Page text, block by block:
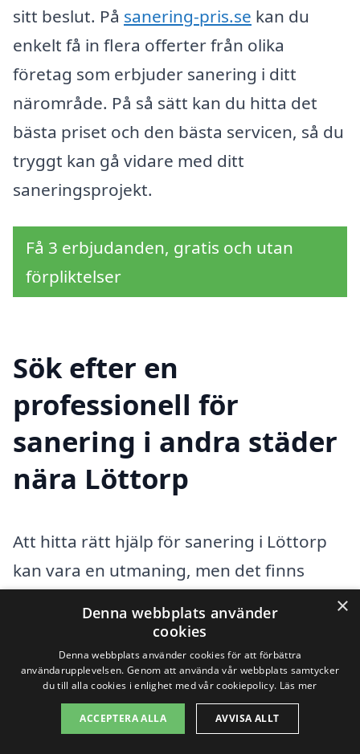
sitt beslut. På sanering-pris.se kan du
enkelt få in flera offerter från olika
företag som erbjuder sanering i ditt
närområde. På så sätt kan du hitta det
bästa priset och den bästa servicen, så du
tryggt kan gå vidare med ditt
saneringsprojekt.
Få 3 erbjudanden, gratis och utan
förpliktelser
Sök efter en
professionell för
sanering i andra städer
nära Löttorp
Att hitta rätt hjälp för sanering i Löttorp
kan vara en utmaning, men det finns
du också kan hitta professionella
saneringstjänster. Sanering är en viktig
process för att hantera skador orsakade
av vatten, mögel, eller andra
×
Denna webbplats använder
cookies
Denna webbplats använder cookies för att förbättra
användarupplevelsen. Genom att använda vår webbplats samtycker
du till alla cookies i enlighet med vår cookiepolicy. Läs mer
ACCEPTERA ALLA AVVISA ALLT